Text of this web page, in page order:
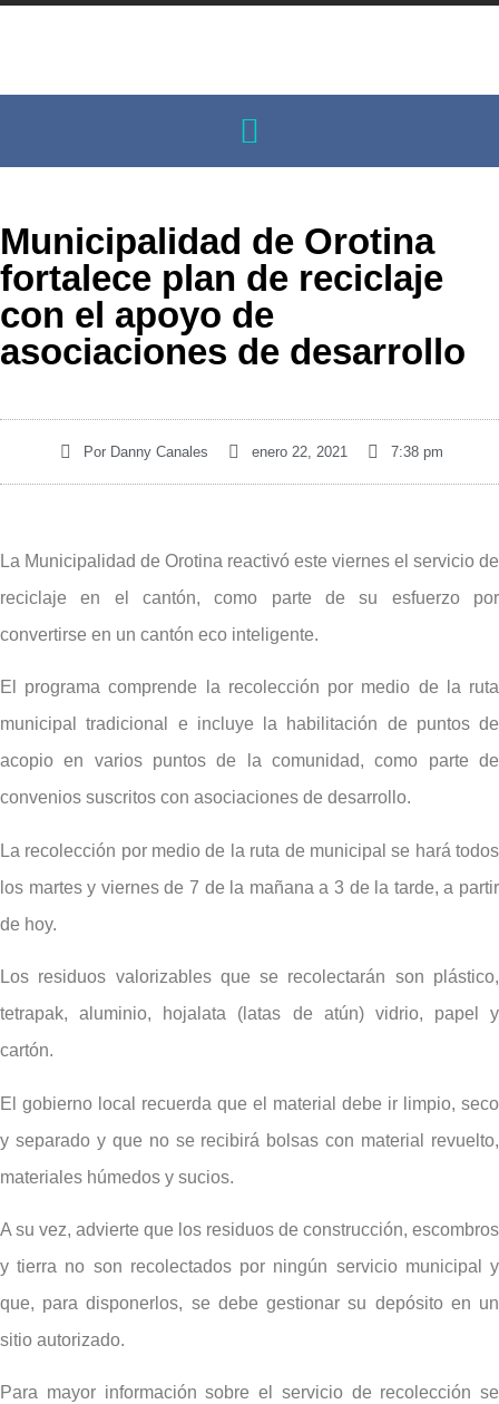
Municipalidad de Orotina
fortalece plan de reciclaje
con el apoyo de
asociaciones de desarrollo
PorDanny Canales enero 22, 2021 7:38 pm
La Municipalidad de Orotina reactivó este viernes el servicio de
reciclaje en el cantón, como parte de su esfuerzo por
convertirse en un cantón eco inteligente.
El programa comprende la recolección por medio de la ruta
municipal tradicional e incluye la habilitación de puntos de
acopio en varios puntos de la comunidad, como parte de
convenios suscritos con asociaciones de desarrollo.
La recolección por medio de la ruta de municipal se hará todos
los martes y viernes de 7 de la mañana a 3 de la tarde, a partir
de hoy.
Los residuos valorizables que se recolectarán son plástico,
tetrapak, aluminio, hojalata (latas de atún) vidrio, papel y
cartón.
El gobierno local recuerda que el material debe ir limpio, seco
y separado y que no se recibirá bolsas con material revuelto,
materiales húmedos y sucios.
A su vez, advierte que los residuos de construcción, escombros
y tierra no son recolectados por ningún servicio municipal y
que, para disponerlos, se debe gestionar su depósito en un
sitio autorizado.
Para mayor información sobre el servicio de recolección se